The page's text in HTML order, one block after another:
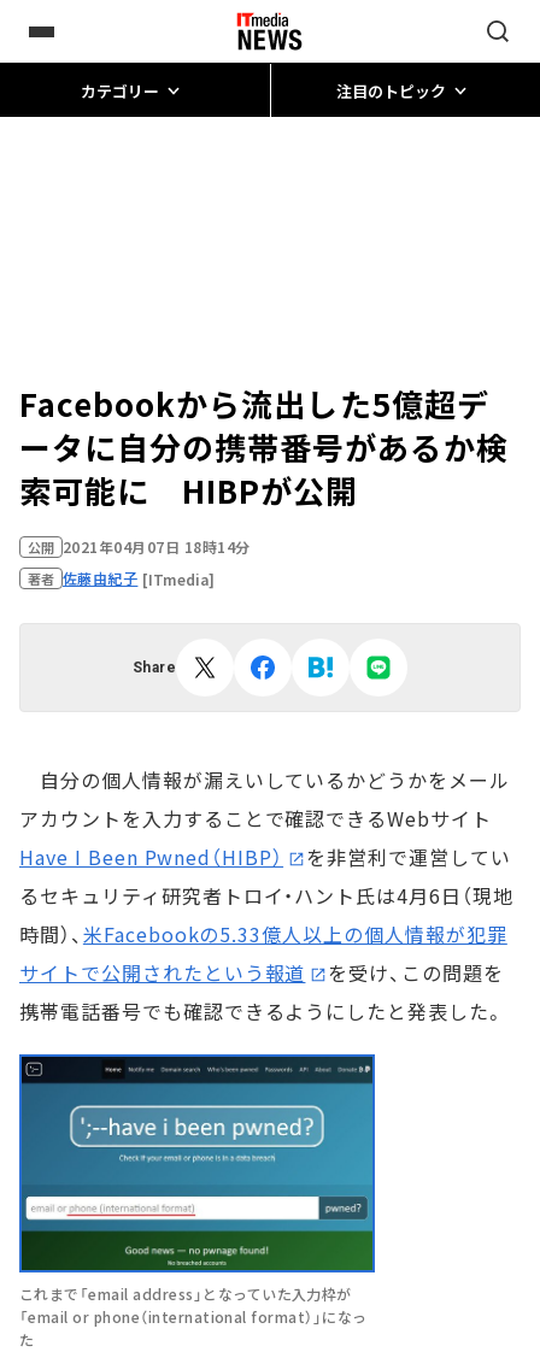
カテゴリー 注目のトピック
Facebookから流出した5億超デ
ータに自分の携帯番号があるか検
索可能に HIBPが公開
公開 2021年04月07日 18時14分
著者 佐藤由紀子 [ITmedia]
Share
自分の個人情報が漏えいしているかどうかをメール
アカウントを入力することで確認できるWebサイト
Have I Been Pwned（HIBP）
を非営利で運営してい
るセキュリティ研究者トロイ・ハント氏は4月6日（現地
時間）、 米Facebookの5.33億人以上の個人情報が犯罪
サイトで公開されたという報道
を受け、この問題を
携帯電話番号でも確認できるようにしたと発表した。
これまで「email address」となっていた入力枠が
「email or phone（international format）」になっ
た